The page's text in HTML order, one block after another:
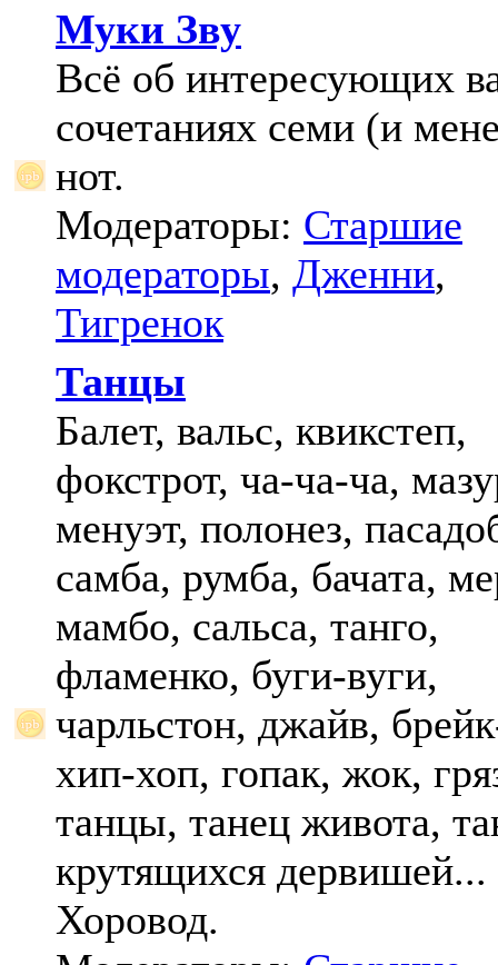
Муки Зву
Всё об интересующих
сочетаниях семи (и
нот.
Модераторы: Старшие
модераторы, Дженни,
Тигренок
Танцы
Балет, вальс, квикстеп,
фокстрот, ча-ча-ча,
менуэт, полонез,
самба, румба, бачата,
мамбо, сальса, танго,
фламенко, буги-вуги,
чарльстон, джайв,
хип-хоп, гопак, жок,
танцы, танец живота,
крутящихся дервишей...
Хоровод.